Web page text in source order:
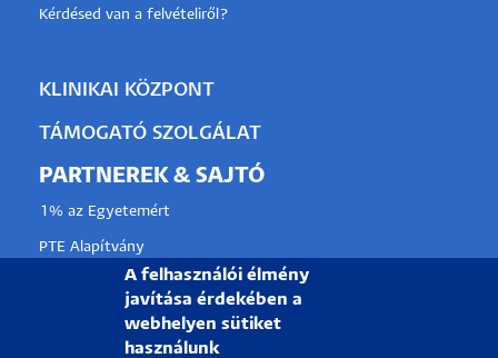
Kérdésed van a felvételiről?
KLINIKAI KÖZPONT
TÁMOGATÓ SZOLGÁLAT
PARTNEREK & SAJTÓ
1% az Egyetemért
PTE Alapítvány
Partnerkapcsolati lehetőségek
Médiaajánlat
A felhasználói élmény
javítása érdekében a
webhelyen sütiket
használunk